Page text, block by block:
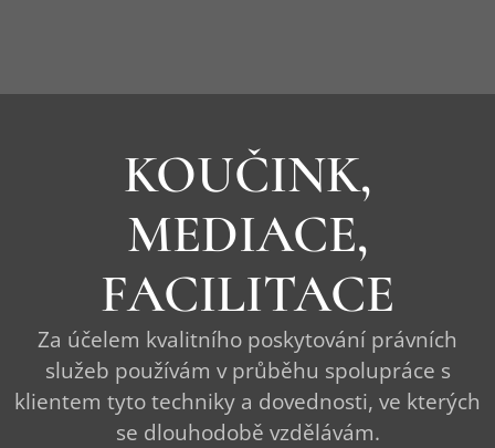
KOUČINK,
MEDIACE,
FACILITACE
Za účelem kvalitního poskytování právních
služeb používám v průběhu spolupráce s
klientem tyto techniky a dovednosti, ve kterých
se dlouhodobě vzdělávám.